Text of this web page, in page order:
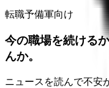
転職予備軍向け
今の職場を続ける
んか。
ニュースを読んで不安